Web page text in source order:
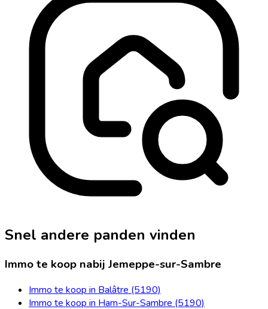
Snel andere panden vinden
Immo te koop nabij Jemeppe-sur-Sambre
Immo te koop in Balâtre (5190)
Immo te koop in Ham-Sur-Sambre (5190)